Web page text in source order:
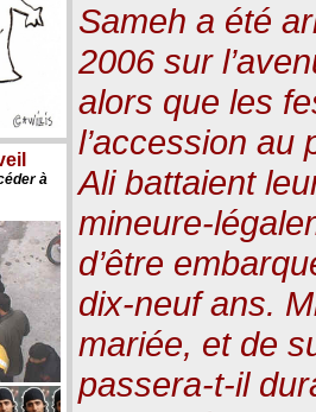
à
Sameh a été
2006 sur
alors que les
l’accession au
Ali battaient
mineure-
d’être
dix-neuf ans.
mariée, et de
passera-t-il